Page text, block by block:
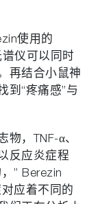
使用的
仪可以同时
再结合小鼠神
到“疼痛感”与
物，TNF-α、
反应炎症程
” Berezin
应着不同的